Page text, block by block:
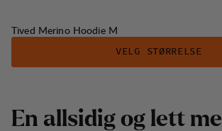
Tived Merino Hoodie M
VELG STØRRELSE
En allsidig og lett me